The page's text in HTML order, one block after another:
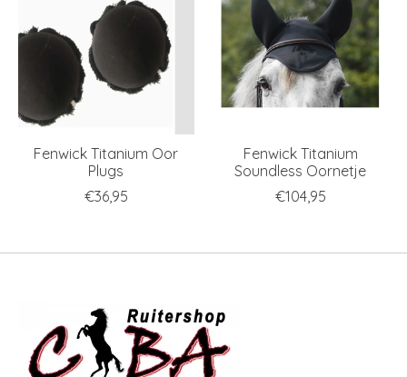
Fenwick Titanium Oor
Plugs
€36,95
Fenwick Titanium
Soundless Oornetje
€104,95